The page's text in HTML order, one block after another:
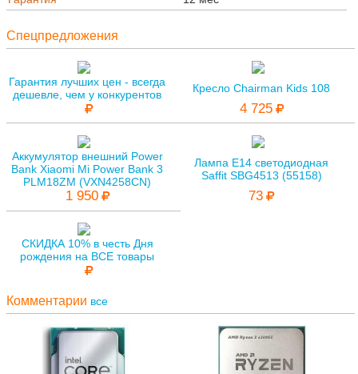
Спецпредложения
Гарантия лучших цен - всегда
дешевле, чем у конкурентов
Кресло Chairman Kids 108
4 725
Аккумулятор внешний Power
Bank Xiaomi Mi Power Bank 3
PLM18ZM (VXN4258CN)
1 950
Лампа E14 светодиодная
Saffit SBG4513 (55158)
73
СКИДКА 10% в честь Дня
рождения на ВСЕ товары
Комментарии все